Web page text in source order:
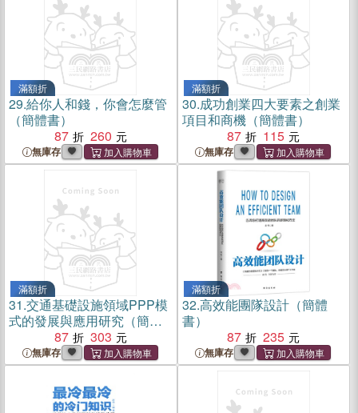
滿額折
29.給你人和錢，你會怎麼管
（簡體書）
87
260
無庫存
滿額折
30.成功創業四大要素之創業
項目和商機（簡體書）
87
115
無庫存
滿額折
31.交通基礎設施領域PPP模
式的發展與應用研究（簡體
87 303
無庫存
滿額折
32.高效能團隊設計（簡體
書）
87
235
無庫存